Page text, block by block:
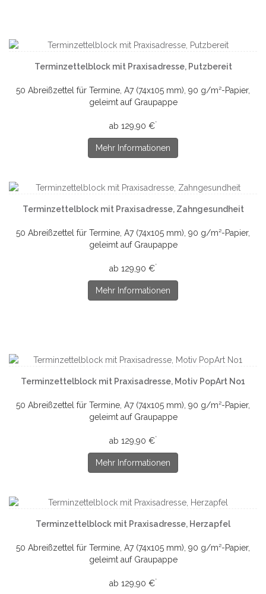
Terminzettelblock mit Praxisadresse, Putzbereit
50 Abreißzettel für Termine, A7 (74x105 mm), 90 g/m²-Papier,
geleimt auf Graupappe
ab 129,90 €*
Mehr Informationen
Terminzettelblock mit Praxisadresse, Zahngesundheit
50 Abreißzettel für Termine, A7 (74x105 mm), 90 g/m²-Papier,
geleimt auf Graupappe
ab 129,90 €*
Mehr Informationen
Terminzettelblock mit Praxisadresse, Motiv PopArt No1
50 Abreißzettel für Termine, A7 (74x105 mm), 90 g/m²-Papier,
geleimt auf Graupappe
ab 129,90 €*
Mehr Informationen
Terminzettelblock mit Praxisadresse, Herzapfel
50 Abreißzettel für Termine, A7 (74x105 mm), 90 g/m²-Papier,
geleimt auf Graupappe
ab 129,90 €*